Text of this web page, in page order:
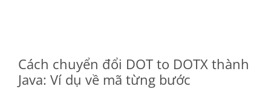
Cách chuyển đổi DOT to DOTX thành
Java: Ví dụ về mã từng bước